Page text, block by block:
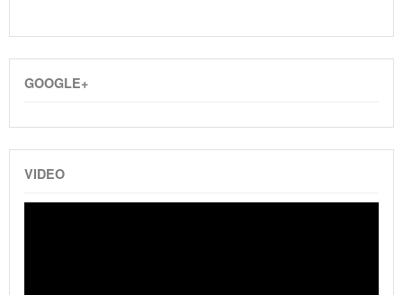
GOOGLE+
VIDEO